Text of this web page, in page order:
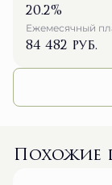
20.2%
Ежемесячный
84 482 руб.
Похожие